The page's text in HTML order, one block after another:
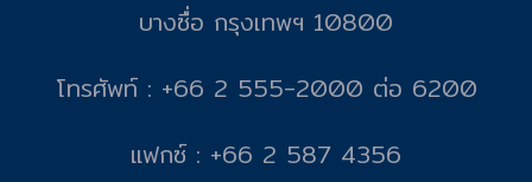
บางซื่อ กรุงเทพฯ 10800
โทรศัพท์ : +66 2 555-2000 ต่อ 6200
แฟกซ์ : +66 2 587 4356